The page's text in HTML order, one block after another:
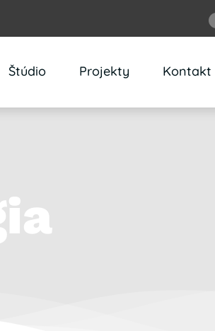
Štúdio Projekty Kontakt